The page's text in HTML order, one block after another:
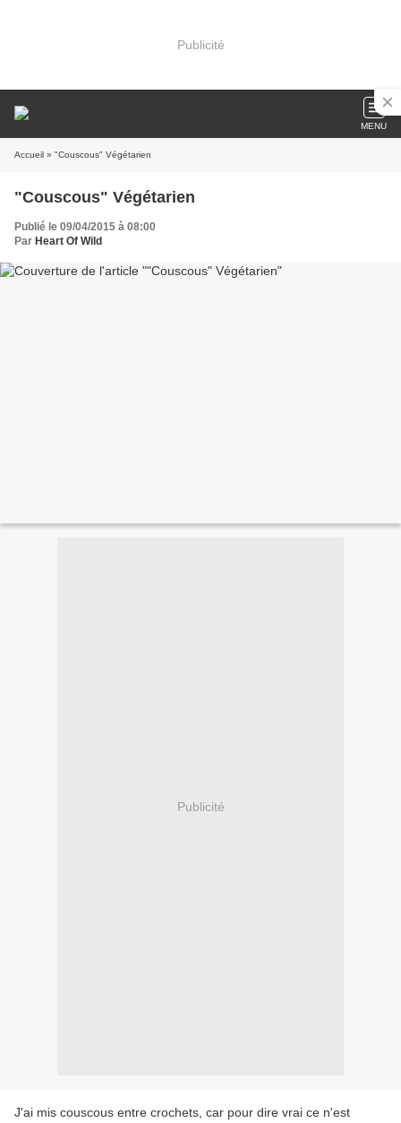
Publicité
MENU
Accueil » "Couscous" Végétarien
"Couscous" Végétarien
Publié le 09/04/2015 à 08:00
Par Heart Of Wild
Publicité
J'ai mis couscous entre crochets, car pour dire vrai ce n'est